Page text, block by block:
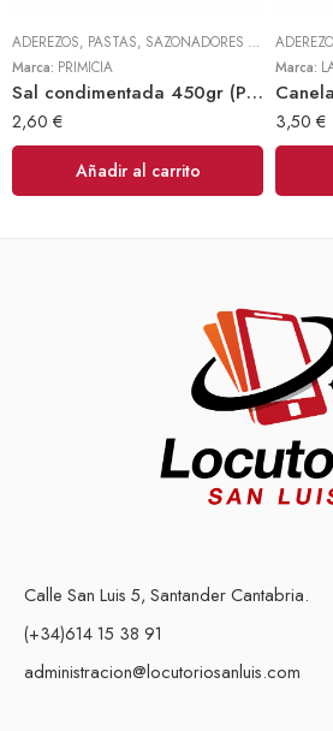
ADEREZOS, PASTAS, SAZONADORES Y CONDIMENTOS
Marca: PRIMICIA
Sal condimentada 450gr (Primicia)
2,60 €
Añadir al carrito
Marca:
3,50 €
Calle San Luis 5, Santander Cantabria.
(+34)614 15 38 91
administracion@locutoriosanluis.com